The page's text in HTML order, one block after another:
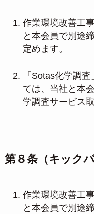
作業環境改善工
と本会員で別途
定めます。
「Sotas化学調
ては、当社と本
学調査サービス
第８条（キック
作業環境改善工
と本会員で別途